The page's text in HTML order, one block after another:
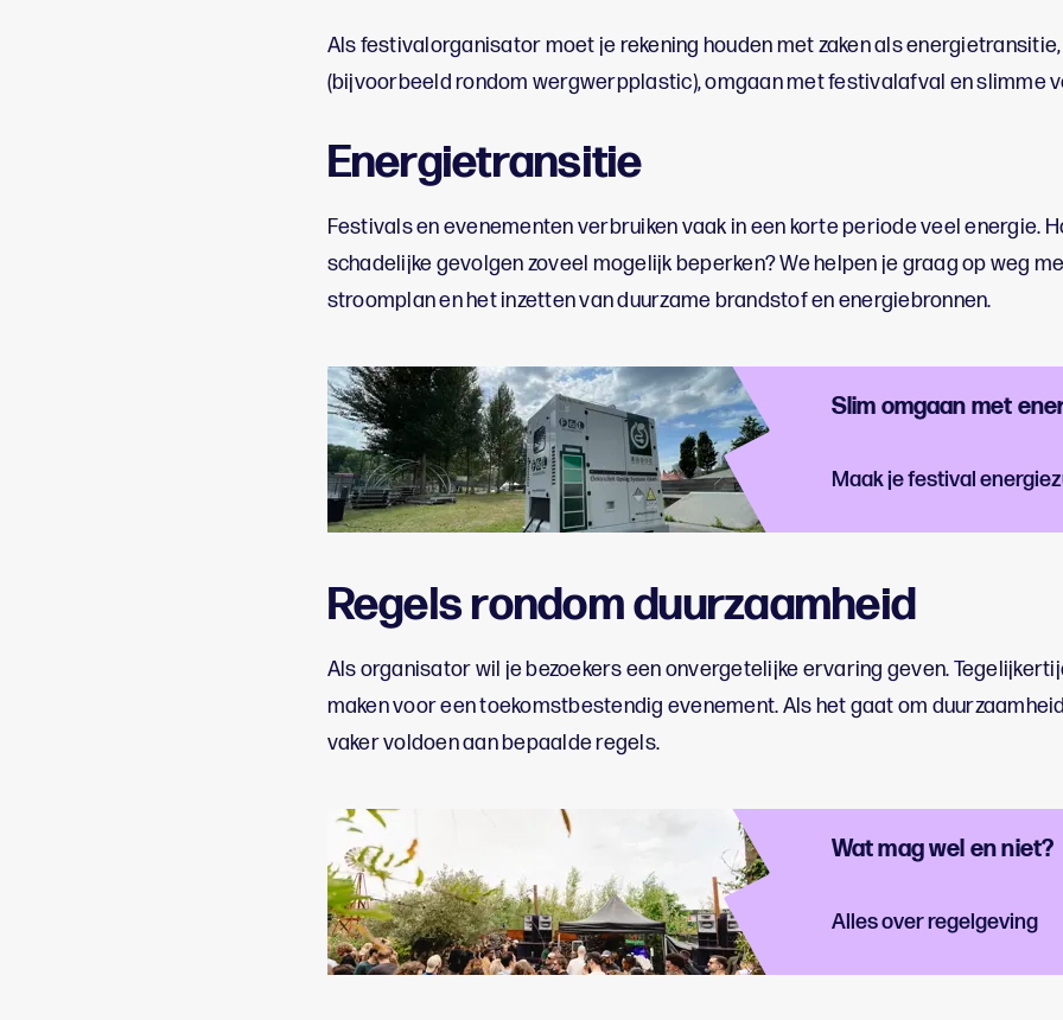
Als festivalorganisator moet je rekening houden met zaken als
(bijvoorbeeld rondom wergwerpplastic), omgaan met festivalafval en slimme
Energietransitie
Festivals en evenementen verbruiken vaak in een korte periode veel energie.
schadelijke gevolgen zoveel mogelijk beperken? We helpen je graag op weg
stroomplan en het inzetten van duurzame brandstof en energiebronnen.
Slim omgaan met
Maak je festival
Regels rondom duurzaamheid
Als organisator wil je bezoekers een onvergetelijke ervaring geven.
maken voor een toekomstbestendig evenement. Als het gaat om
vaker voldoen aan bepaalde regels.
Wat mag wel en niet?
Alles over regelgeving